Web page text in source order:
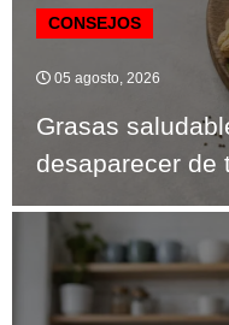
CONSEJOS
05 agosto, 2026
Grasas
desaparecer de